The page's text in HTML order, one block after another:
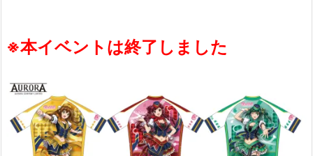
※本イベントは終了しました